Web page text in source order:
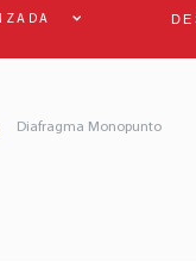
Diafragma Monopunto